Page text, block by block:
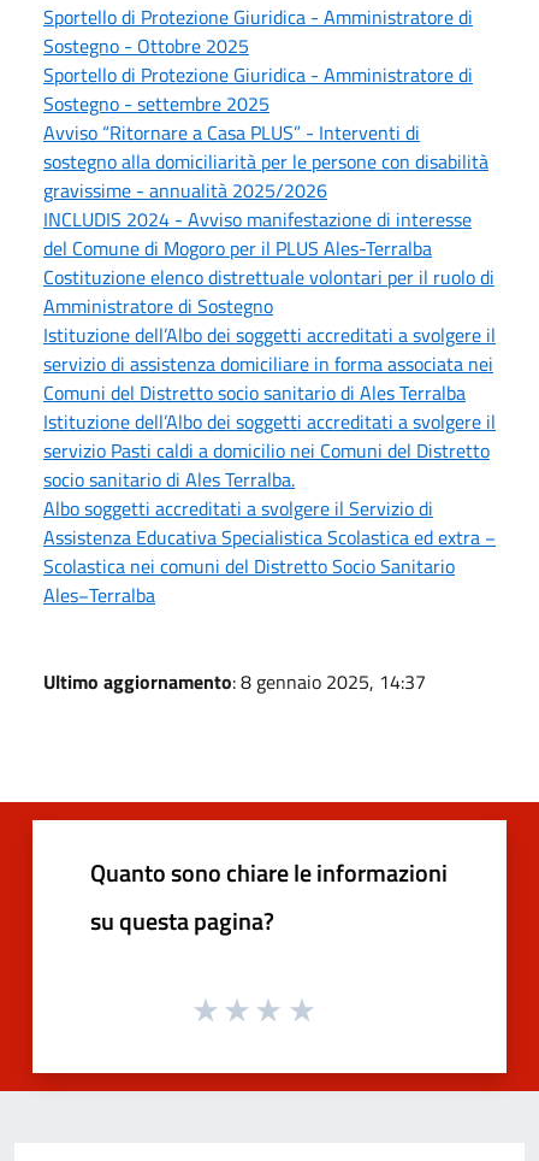
Sportello di Protezione Giuridica - Amministratore di
Sostegno - Ottobre 2025
Sportello di Protezione Giuridica - Amministratore di
Sostegno - settembre 2025
Avviso “Ritornare a Casa PLUS” - Interventi di
sostegno alla domiciliarità per le persone con disabilità
gravissime - annualità 2025/2026
INCLUDIS 2024 - Avviso manifestazione di interesse
del Comune di Mogoro per il PLUS Ales-Terralba
Costituzione elenco distrettuale volontari per il ruolo di
Amministratore di Sostegno
Istituzione dell’Albo dei soggetti accreditati a svolgere il
servizio di assistenza domiciliare in forma associata nei
Comuni del Distretto socio sanitario di Ales Terralba
Istituzione dell’Albo dei soggetti accreditati a svolgere il
servizio Pasti caldi a domicilio nei Comuni del Distretto
socio sanitario di Ales Terralba.
Albo soggetti accreditati a svolgere il Servizio di
Assistenza Educativa Specialistica Scolastica ed extra −
Scolastica nei comuni del Distretto Socio Sanitario
Ales−Terralba
Ultimo aggiornamento: 8 gennaio 2025, 14:37
Quanto sono chiare le informazioni
su questa pagina?